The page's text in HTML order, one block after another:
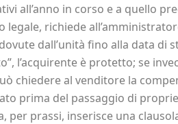
all’anno in corso e a quello
legale, richiede
dall’unità fino alla data di
l’acquirente è protetto; se
chiedere al venditore la
prima del passaggio di
per prassi, inserisce una